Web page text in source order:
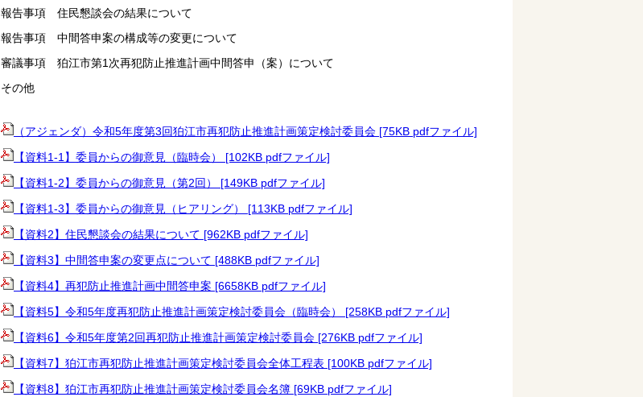
報告事項 住民懇談会の結果について
報告事項 中間答申案の構成等の変更について
審議事項 狛江市第1次再犯防止推進計画中間答申（案）について
その他
（アジェンダ）令和5年度第3回狛江市再犯防止推進計画策定検討委員会 [75KB pdfファイル]
【資料1-1】委員からの御意見（臨時会） [102KB pdfファイル]
【資料1-2】委員からの御意見（第2回） [149KB pdfファイル]
【資料1-3】委員からの御意見（ヒアリング） [113KB pdfファイル]
【資料2】住民懇談会の結果について [962KB pdfファイル]
【資料3】中間答申案の変更点について [488KB pdfファイル]
【資料4】再犯防止推進計画中間答申案 [6658KB pdfファイル]
【資料5】令和5年度再犯防止推進計画策定検討委員会（臨時会） [258KB pdfファイル]
【資料6】令和5年度第2回再犯防止推進計画策定検討委員会 [276KB pdfファイル]
【資料7】狛江市再犯防止推進計画策定検討委員会全体工程表 [100KB pdfファイル]
【資料8】狛江市再犯防止推進計画策定検討委員会名簿 [69KB pdfファイル]